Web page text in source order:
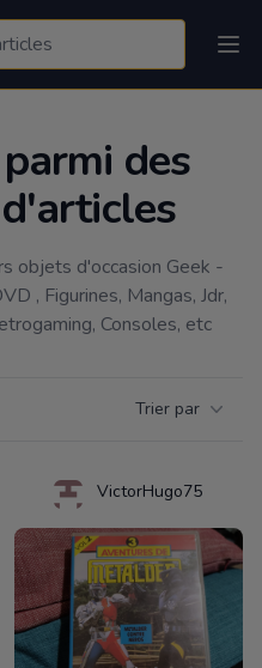
des
objets d'occasion Geek -
, Figurines, Mangas, Jdr,
Consoles, etc
Trier par
VictorHugo75